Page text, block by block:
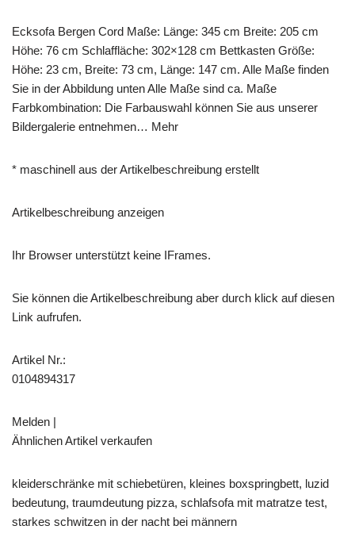
Ecksofa Bergen Cord Maße: Länge: 345 cm Breite: 205 cm
Höhe: 76 cm Schlaffläche: 302×128 cm Bettkasten Größe:
Höhe: 23 cm, Breite: 73 cm, Länge: 147 cm. Alle Maße finden
Sie in der Abbildung unten Alle Maße sind ca. Maße
Farbkombination: Die Farbauswahl können Sie aus unserer
Bildergalerie entnehmen… Mehr
* maschinell aus der Artikelbeschreibung erstellt
Artikelbeschreibung anzeigen
Ihr Browser unterstützt keine IFrames.
Sie können die Artikelbeschreibung aber durch klick auf diesen
Link aufrufen.
Artikel Nr.:
0104894317
Melden |
Ähnlichen Artikel verkaufen
kleiderschränke mit schiebetüren, kleines boxspringbett, luzid
bedeutung, traumdeutung pizza, schlafsofa mit matratze test,
starkes schwitzen in der nacht bei männern